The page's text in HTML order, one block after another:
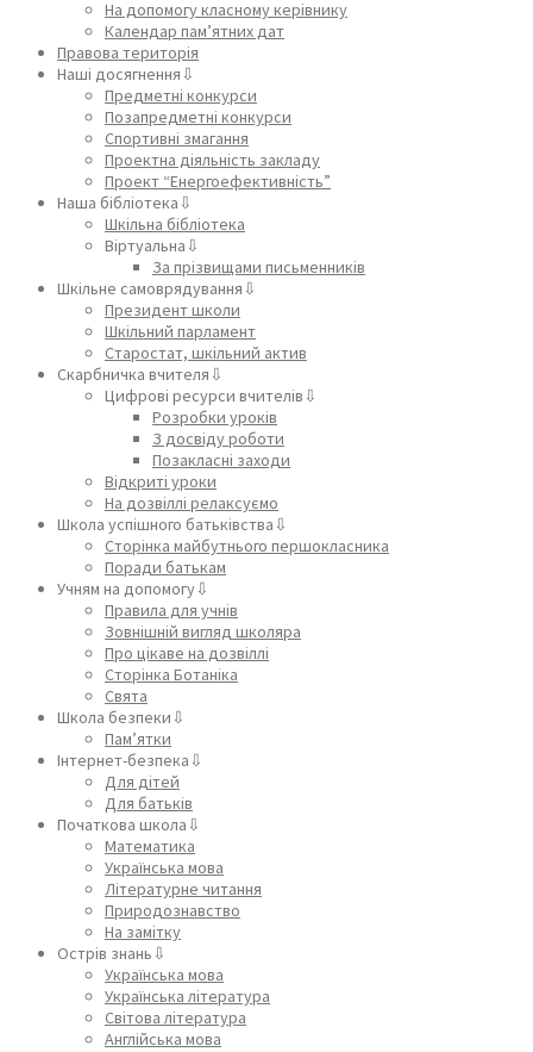
На допомогу класному керівнику
Календар пам’ятних дат
Правова територія
Наші досягнення⇩
Предметні конкурси
Позапредметні конкурси
Спортивні змагання
Проектна діяльність закладу
Проект “Енергоефективність”
Наша бібліотека⇩
Шкільна бібліотека
Віртуальна⇩
За прізвищами письменників
Шкільне самоврядування⇩
Президент школи
Шкільний парламент
Старостат, шкільний актив
Скарбничка вчителя⇩
Цифрові ресурси вчителів⇩
Розробки уроків
З досвіду роботи
Позакласні заходи
Відкриті уроки
На дозвіллі релаксуємо
Школа успішного батьківства⇩
Сторінка майбутнього першокласника
Поради батькам
Учням на допомогу⇩
Правила для учнів
Зовнішній вигляд школяра
Про цікаве на дозвіллі
Сторінка Ботаніка
Свята
Школа безпеки⇩
Пам’ятки
Інтернет-безпека⇩
Для дітей
Для батьків
Початкова школа⇩
Математика
Українська мова
Літературне читання
Природознавство
На замітку
Острів знань⇩
Українська мова
Українська література
Світова література
Англійська мова